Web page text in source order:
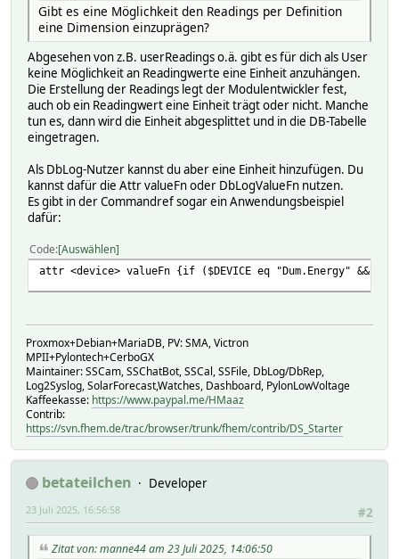
Gibt es eine Möglichkeit den Readings per Definition
eine Dimension einzuprägen?
Abgesehen von z.B. userReadings o.ä. gibt es für dich als User
keine Möglichkeit an Readingwerte eine Einheit anzuhängen.
Die Erstellung der Readings legt der Modulentwickler fest,
auch ob ein Readingwert eine Einheit trägt oder nicht. Manche
tun es, dann wird die Einheit abgesplittet und in die DB-Tabelle
eingetragen.
Als DbLog-Nutzer kannst du aber eine Einheit hinzufügen. Du
kannst dafür die Attr valueFn oder DbLogValueFn nutzen.
Es gibt in der Commandref sogar ein Anwendungsbeispiel
dafür:
Code Auswählen
attr <device> valueFn {if ($DEVICE eq "Dum.Energy" &&
Proxmox+Debian+MariaDB, PV: SMA, Victron
MPII+Pylontech+CerboGX
Maintainer: SSCam, SSChatBot, SSCal, SSFile, DbLog/DbRep,
Log2Syslog, SolarForecast,Watches, Dashboard, PylonLowVoltage
Kaffeekasse: https://www.paypal.me/HMaaz
Contrib:
https://svn.fhem.de/trac/browser/trunk/fhem/contrib/DS_Starter
betateilchen
Developer
#2
23 Juli 2025, 16:56:58
Zitat von: manne44 am 23 Juli 2025, 14:06:50